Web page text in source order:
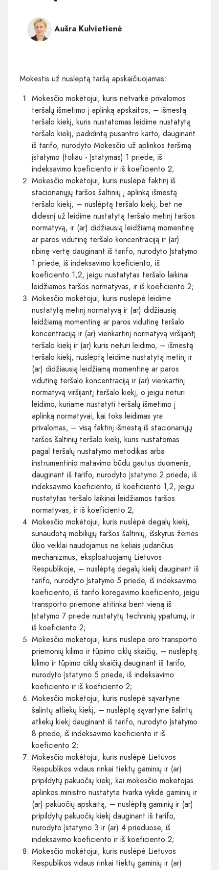
Aušra Kulvietienė
Mokestis už nuslėptą taršą apskaičiuojamas:
Mokesčio mokėtojui, kuris netvarkė privalomos
teršalų išmetimo į aplinką apskaitos, – išmestą
teršalo kiekį, kuris nustatomas leidime nustatytą
teršalo kiekį, padidintą pusantro karto, dauginant
iš tarifo, nurodyto Mokesčio už aplinkos teršimą
įstatymo (toliau - Įstatymas) 1 priede, iš
indeksavimo koeficiento ir iš koeficiento 2;
Mokesčio mokėtojui, kuris nuslėpė faktinį iš
stacionariųjų taršos šaltinių į aplinką išmestą
teršalo kiekį, – nuslėptą teršalo kiekį, bet ne
didesnį už leidime nustatytą teršalo metinį taršos
normatyvą, ir (ar) didžiausią leidžiamą momentinę
ar paros vidutinę teršalo koncentraciją ir (ar)
ribinę vertę dauginant iš tarifo, nurodyto Įstatymo
1 priede, iš indeksavimo koeficiento, iš
koeficiento 1,2, jeigu nustatytas teršalo laikinai
leidžiamos taršos normatyvas, ir iš koeficiento 2;
Mokesčio mokėtojui, kuris nuslėpė leidime
nustatytą metinį normatyvą ir (ar) didžiausią
leidžiamą momentinę ar paros vidutinę teršalo
koncentraciją ir (ar) vienkartinį normatyvą viršijantį
teršalo kiekį ir (ar) kuris neturi leidimo, – išmestą
teršalo kiekį, nuslėptą leidime nustatytą metinį ir
(ar) didžiausią leidžiamą momentinę ar paros
vidutinę teršalo koncentraciją ir (ar) vienkartinį
normatyvą viršijantį teršalo kiekį, o jeigu neturi
leidimo, kuriame nustatyti teršalų išmetimo į
aplinką normatyvai, kai toks leidimas yra
privalomas, – visą faktinį išmestą iš stacionariųjų
taršos šaltinių teršalo kiekį, kuris nustatomas
pagal teršalų nustatymo metodikas arba
instrumentinio matavimo būdu gautus duomenis,
dauginant iš tarifo, nurodyto Įstatymo 2 priede, iš
indeksavimo koeficiento, iš koeficiento 1,2, jeigu
nustatytas teršalo laikinai leidžiamos taršos
normatyvas, ir iš koeficiento 2;
Mokesčio mokėtojui, kuris nuslėpė degalų kiekį,
sunaudotą mobiliųjų taršos šaltinių, išskyrus žemės
ūkio veiklai naudojamus ne keliais judančius
mechanizmus, eksploatuojamų Lietuvos
Respublikoje, – nuslėptą degalų kiekį dauginant iš
tarifo, nurodyto Įstatymo 5 priede, iš indeksavimo
koeficiento, iš tarifo koregavimo koeficiento, jeigu
transporto priemonė atitinka bent vieną iš
Įstatymo 7 priede nustatytų techninių ypatumų, ir
iš koeficiento 2;
Mokesčio mokėtojui, kuris nuslėpė oro transporto
priemonių kilimo ir tūpimo ciklų skaičių, – nuslėptą
kilimo ir tūpimo ciklų skaičių dauginant iš tarifo,
nurodyto Įstatymo 5 priede, iš indeksavimo
koeficiento ir iš koeficiento 2;
Mokesčio mokėtojui, kuris nuslėpė sąvartyne
šalintų atliekų kiekį, – nuslėptą sąvartyne šalintų
atliekų kiekį dauginant iš tarifo, nurodyto Įstatymo
8 priede, iš indeksavimo koeficiento ir iš
koeficiento 2;
Mokesčio mokėtojui, kuris nuslėpė Lietuvos
Respublikos vidaus rinkai tiektų gaminių ir (ar)
pripildytų pakuočių kiekį, kai mokesčio mokėtojas
aplinkos ministro nustatyta tvarka vykdė gaminių ir
(ar) pakuočių apskaitą, – nuslėptą gaminių ir (ar)
pripildytų pakuočių kiekį dauginant iš tarifo,
nurodyto Įstatymo 3 ir (ar) 4 prieduose, iš
indeksavimo koeficiento ir iš koeficiento 2;
Mokesčio mokėtojui, kuris nuslėpė Lietuvos
Respublikos vidaus rinkai tiektų gaminių ir (ar)